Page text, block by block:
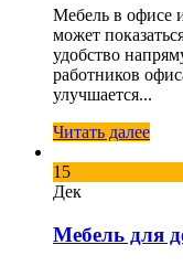
Мебель в офисе
может
удобство
работников
улучшается...
Читать далее
15
Дек
Мебель для